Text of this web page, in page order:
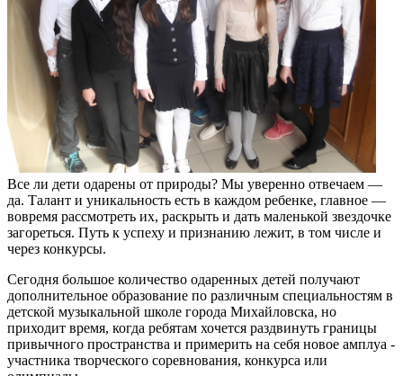
Все ли дети одарены от природы? Мы уверенно отвечаем —
да. Талант и уникальность есть в каждом ребенке, главное —
вовремя рассмотреть их, раскрыть и дать маленькой звездочке
загореться. Путь к успеху и признанию лежит, в том числе и
через конкурсы.
Сегодня большое количество одаренных детей получают
дополнительное образование по различным специальностям в
детской музыкальной школе города Михайловска, но
приходит время, когда ребятам хочется раздвинуть границы
привычного пространства и примерить на себя новое амплуа -
участника творческого соревнования, конкурса или